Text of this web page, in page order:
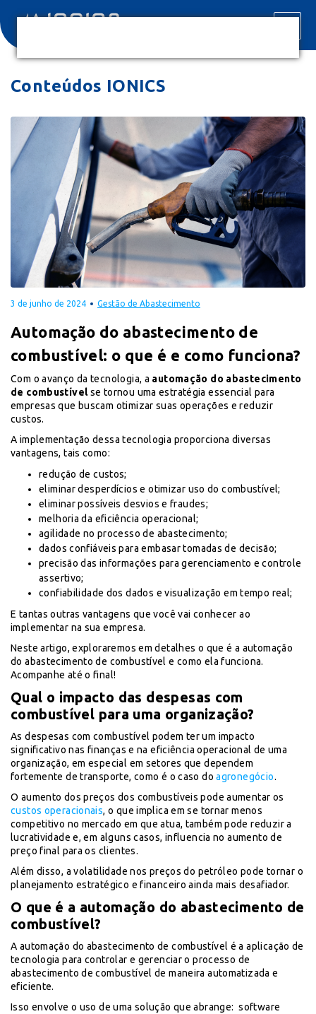
Conteúdos IONICS
3 de junho de 2024 Gestão de Abastecimento
Automação do abastecimento de
combustível: o que é e como funciona?
Com o avanço da tecnologia, a automação do abastecimento
de combustívelse tornou uma estratégia essencial para
empresas que buscam otimizar suas operações e reduzir
custos.
A implementação dessa tecnologia proporciona diversas
vantagens, tais como:
redução de custos;
eliminar desperdícios e otimizar uso do combustível;
eliminar possíveis desvios e fraudes;
melhoria da eficiência operacional;
agilidade no processo de abastecimento;
dados confiáveis para embasar tomadas de decisão;
precisão das informações para gerenciamento e controle
assertivo;
confiabilidade dos dados e visualização em tempo real;
E tantas outras vantagens que você vai conhecer ao
implementar na sua empresa.
Neste artigo, exploraremos em detalhes o que é a automação
do abastecimento de combustível e como ela funciona.
Acompanhe até o final!
Qual o impacto das despesas com
combustível para uma organização?
As despesas com combustível podem ter um impacto
significativo nas finanças e na eficiência operacional de uma
organização, em especial em setores que dependem
fortemente de transporte, como é o caso doagronegócio.
O aumento dos preços dos combustíveis pode aumentar os
custos operacionais, o que implica em se tornar menos
competitivo no mercado em que atua, também pode reduzir a
lucratividade e, em alguns casos, influencia no aumento de
preço final para os clientes.
Além disso, a volatilidade nos preços do petróleo pode tornar o
planejamento estratégico e financeiro ainda mais desafiador.
O que é a automação do abastecimento de
combustível?
A automação do abastecimento de combustível é a aplicação de
tecnologia para controlar e gerenciar o processo de
abastecimento de combustível de maneira automatizada e
eficiente.
Isso envolve o uso de uma solução que abrange: software